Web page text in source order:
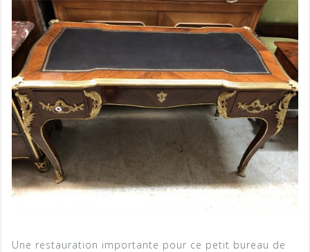
Une restauration importante pour ce petit bureau de